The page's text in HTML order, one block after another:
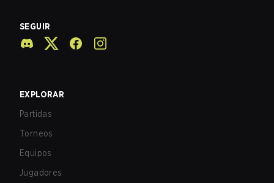
SEGUIR
EXPLORAR
Partidas
Torneos
Equipos
Jugadores